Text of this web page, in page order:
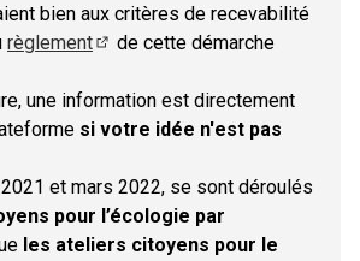
bien aux critères de recevabilité
règlement
de cette démarche
une information est directement
si votre idée n'est pas
et mars 2022, se sont déroulés
pour l’écologie par
les ateliers citoyens pour le